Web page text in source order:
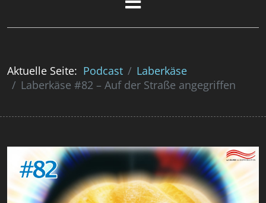
Aktuelle Seite: Podcast
Laberkäse
Laberkäse #82 – Auf der Straße angegriffen